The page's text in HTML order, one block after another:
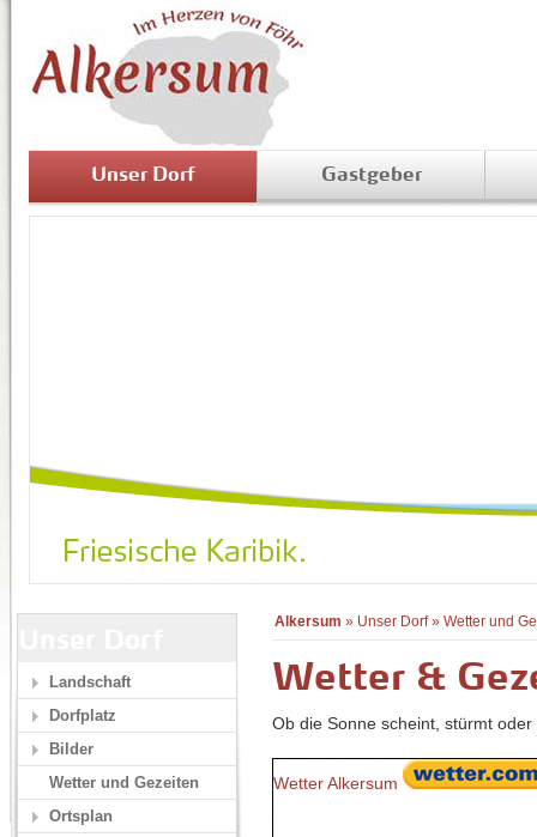
Unser Dorf Gastgeber
Alkersum » Unser Dorf» Wetter und
Wetter &
Ob die Sonne scheint, stürmt
Wetter Alkersum
Landschaft
Dorfplatz
Bilder
Wetter und Gezeiten
Ortsplan